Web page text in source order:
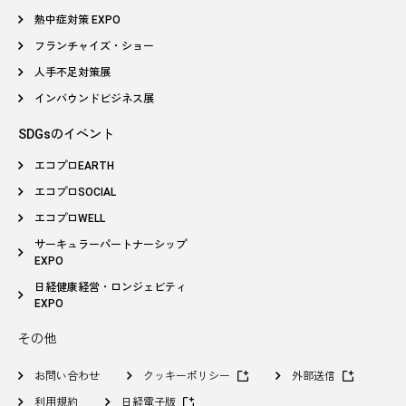
熱中症対策 EXPO
フランチャイズ・ショー
人手不足対策展
インバウンドビジネス展
SDGsのイベント
エコプロEARTH
エコプロSOCIAL
エコプロWELL
サーキュラーパートナーシップ
EXPO
日経健康経営・ロンジェビティ
EXPO
その他
お問い合わせ クッキーポリシー 外部送信
利用規約 日経電子版